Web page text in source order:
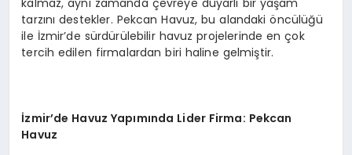
tarzını destekler. Pekcan Havuz, bu alandaki öncülüğü
ile İzmir’de sürdürülebilir havuz projelerinde en çok
tercih edilen firmalardan biri haline gelmiştir.
İzmir’de Havuz Yapımında Lider Firma: Pekcan
Havuz